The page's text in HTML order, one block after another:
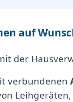
auf
der
verbundenen